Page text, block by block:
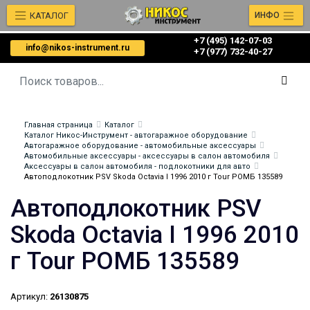
info@nikos-instrument.ru
+7 (495) 142-07-03
‎‎+7 (977) 732-40-27
КАТАЛОГ ИНФО
Главная страница
Каталог
Каталог Никос-Инструмент - автогаражное оборудование
Автогаражное оборудование - автомобильные аксессуары
Автомобильные аксессуары - аксессуары в салон автомобиля
Аксессуары в салон автомобиля - подлокотники для авто
Автоподлокотник PSV Skoda Octavia I 1996 2010 г Tour РОМБ 135589
Автоподлокотник PSV
Skoda Octavia I 1996 2010
г Tour РОМБ 135589
Артикул: 26130875